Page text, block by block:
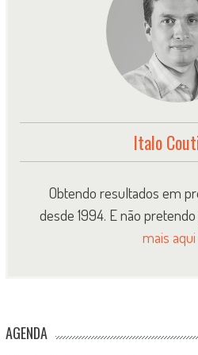
Italo
Obtendo resultados em
desde 1994. E não
mais
AGENDA